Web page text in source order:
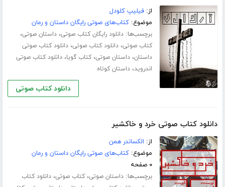
از:فیلیپ کلودل
موضوع:کتاب‌های صوتی رایگان داستان و رمان
برچسب‌ها:دانلود رایگان کتاب صوتی،داستان صوتی،
کتاب صوتی،دانلود کتاب صوتی،دانلود کتاب صوتی
داستان،داستان صوتی،کتاب گویا،دانلود کتاب صوتی
اندروید،داستان کوتاه
دانلود کتاب صوتی
دانلود کتاب صوتی خرد و خاکشیر
از: الکساندر همن
موضوع:کتاب‌های صوتی رایگان داستان و رمان
۰ صفحه
برچسب‌ها:داستان صوتی،کتاب صوتی،دانلود کتاب